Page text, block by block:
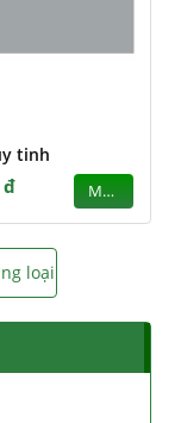
tinh
đ MUA
loại